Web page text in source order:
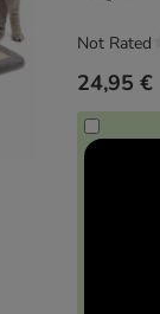
24,95 €
Not Rated